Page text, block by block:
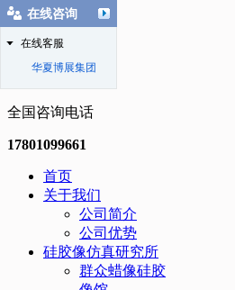
全国咨询电话
17801099661
首页
关于我们
公司简介
公司优势
硅胶像仿真研究所
群众蜡像硅胶
在线咨询
在线客服
华夏博展集团